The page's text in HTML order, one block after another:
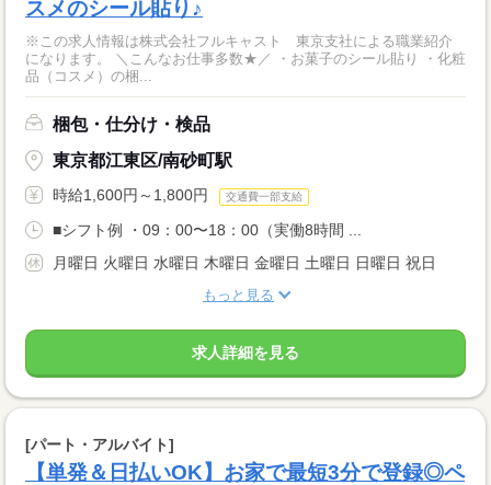
スメのシール貼り♪
※この求人情報は株式会社フルキャスト 東京支社による職業紹介
になります。 ＼こんなお仕事多数★／ ・お菓子のシール貼り ・化粧
品（コスメ）の梱...
梱包・仕分け・検品
東京都江東区/南砂町駅
時給1,600円～1,800円 交通費一部支給
■シフト例 ・09：00〜18：00（実働8時間 ...
月曜日 火曜日 水曜日 木曜日 金曜日 土曜日 日曜日 祝日
もっと見る
求人詳細を見る
[パート・アルバイト]
【単発＆日払いOK】お家で最短3分で登録◎ペ